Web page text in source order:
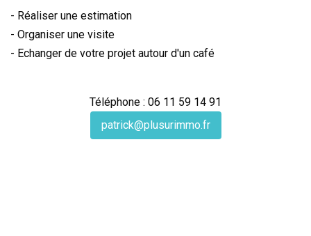
- Réaliser une estimation
- Organiser une visite
- Echanger de votre projet autour d'un café
Téléphone : 06 11 59 14 91
patrick@plusurimmo.fr